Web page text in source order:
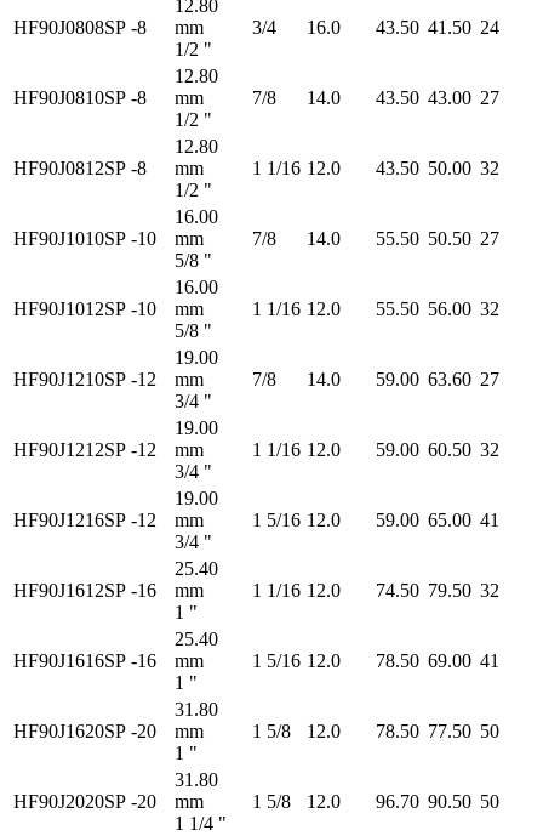
HF90J0808SP -8
12.80
mm
1/2 "
3/4 16.0 43.50 41.50 24
HF90J0810SP -8
12.80
mm
1/2 "
7/8 14.0 43.50 43.00 27
HF90J0812SP -8
12.80
mm
1/2 "
1 1/16 12.0 43.50 50.00 32
HF90J1010SP -10
16.00
mm
5/8 "
7/8 14.0 55.50 50.50 27
HF90J1012SP -10
16.00
mm
5/8 "
1 1/16 12.0 55.50 56.00 32
HF90J1210SP -12
19.00
mm
3/4 "
7/8 14.0 59.00 63.60 27
HF90J1212SP -12
19.00
mm
3/4 "
1 1/16 12.0 59.00 60.50 32
HF90J1216SP -12
19.00
mm
3/4 "
1 5/16 12.0 59.00 65.00 41
HF90J1612SP -16
25.40
mm
1 "
1 1/16 12.0 74.50 79.50 32
HF90J1616SP -16
25.40
mm
1 "
1 5/16 12.0 78.50 69.00 41
HF90J1620SP -20
31.80
mm
1 "
1 5/8 12.0 78.50 77.50 50
HF90J2020SP -20
31.80
mm
1 1/4 "
1 5/8 12.0 96.70 90.50 50